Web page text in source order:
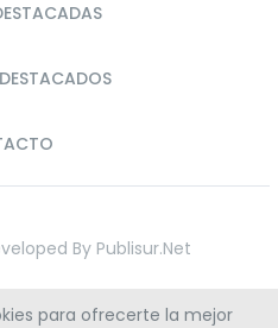
By Publisur.net
para ofrecerte la mejor